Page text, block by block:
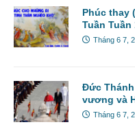
Phúc thay
Tuần
Tháng 6 7,
Đức
vương và
Tháng 6 7,